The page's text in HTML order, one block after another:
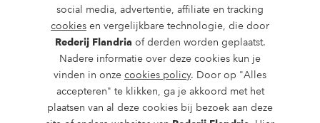
social media, advertentie, affiliate en tracking
cookies en vergelijkbare technologie, die door
Rederij Flandria of derden worden geplaatst.
Nadere informatie over deze cookies kun je
vinden in onze cookies policy. Door op "Alles
accepteren" te klikken, ga je akkoord met het
plaatsen van al deze cookies bij bezoek aan deze
Rondvaarten en dagtochten
Nieuws
Over ons
Route en bereikbaarheid